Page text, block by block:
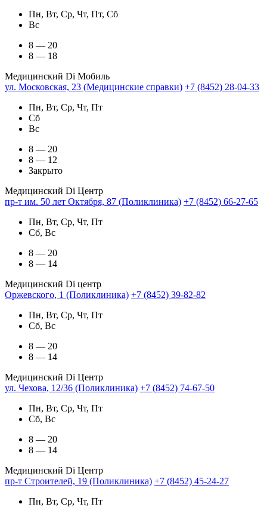
Пн, Вт, Ср, Чт, Пт, Сб
Вс
8 — 20
8 — 18
Медицинский Di Мобиль
ул. Московская, 23 (Медицинские справки) +7 (8452) 28-04-33
Пн, Вт, Ср, Чт, Пт
Сб
Вс
8 — 20
8 — 12
Закрыто
Медицинский Di Центр
пр-т им. 50 лет Октября, 87 (Поликлиника) +7 (8452) 66-27-65
Пн, Вт, Ср, Чт, Пт
Сб, Вс
8 — 20
8 — 14
Медицинский Di центр
Оржевского, 1 (Поликлиника) +7 (8452) 39-82-82
Пн, Вт, Ср, Чт, Пт
Сб, Вс
8 — 20
8 — 14
Медицинский Di Центр
ул. Чехова, 12/36 (Поликлиника) +7 (8452) 74-67-50
Пн, Вт, Ср, Чт, Пт
Сб, Вс
8 — 20
8 — 14
Медицинский Di Центр
пр-т Строителей, 19 (Поликлиника) +7 (8452) 45-24-27
Пн, Вт, Ср, Чт, Пт